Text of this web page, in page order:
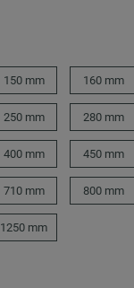
150 mm 160 mm
250 mm 280 mm
400 mm 450 mm
710 mm 800 mm
1250 mm